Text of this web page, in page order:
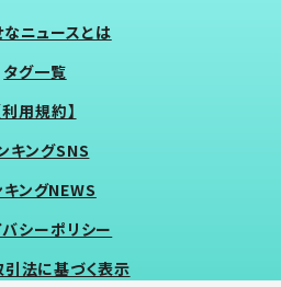
なニュースとは
タグ一覧
利用規約】
キングSNS
ングNEWS
バシーポリシー
法に基づく表示